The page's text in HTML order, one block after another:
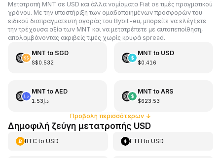
Μετατροπή MNT σε USD και άλλα νομίσματα Fiat σε τιμές πραγματικού
χρόνου. Με την υποστήριξη των ομαδοποιημένων προσφορών του
ειδικού διαπραγματευτή αγοράς του Bybit-eu, μπορείτε να ελέγξετε
την τρέχουσα αξία των MNT και να μετατρέπετε με αυτοπεποίθηση,
απολαμβάνοντας ακριβείς τιμές χωρίς κρυφά spread.
MNT to SGD
S$0.532
MNT to USD
$0.416
MNT to AED
د.إ1.53
MNT to ARS
$623.53
Προβολή περισσότερων↓
Δημοφιλή ζεύγη μετατροπής USD
BTCto USD ETH toUSD